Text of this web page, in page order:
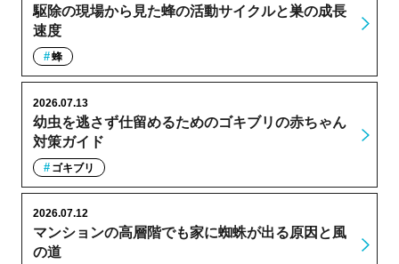
駆除の現場から見た蜂の活動サイクルと巣の成長
速度
蜂
幼虫を逃さず仕留めるためのゴキブリの赤ちゃん
対策ガイド
2026.07.13
ゴキブリ
マンションの高層階でも家に蜘蛛が出る原因と風
の道
2026.07.12